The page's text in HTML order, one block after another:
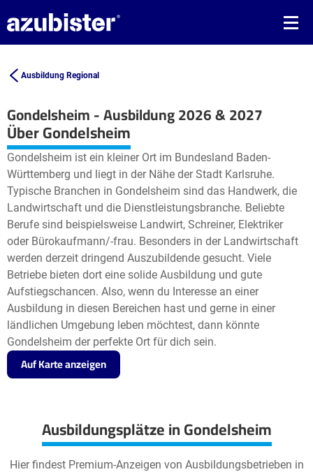
Ausbildung Regional
Gondelsheim - Ausbildung 2026 & 2027
+
−
Leaflet| ©OpenStreetMap2contributors
Über Gondelsheim
Gondelsheim ist ein kleiner Ort im Bundesland Baden-
Württemberg und liegt in der Nähe der Stadt Karlsruhe.
Typische Branchen in Gondelsheim sind das Handwerk, die
Landwirtschaft und die Dienstleistungsbranche. Beliebte
Berufe sind beispielsweise Landwirt, Schreiner, Elektriker
oder Bürokaufmann/-frau. Besonders in der Landwirtschaft
werden derzeit dringend Auszubildende gesucht. Viele
Betriebe bieten dort eine solide Ausbildung und gute
Aufstiegschancen. Also, wenn du Interesse an einer
Ausbildung in diesen Bereichen hast und gerne in einer
ländlichen Umgebung leben möchtest, dann könnte
Gondelsheim der perfekte Ort für dich sein.
Auf Karte anzeigen
Ausbildungsplätze in Gondelsheim
Hier findest Premium-Anzeigen von Ausbildungsbetrieben in